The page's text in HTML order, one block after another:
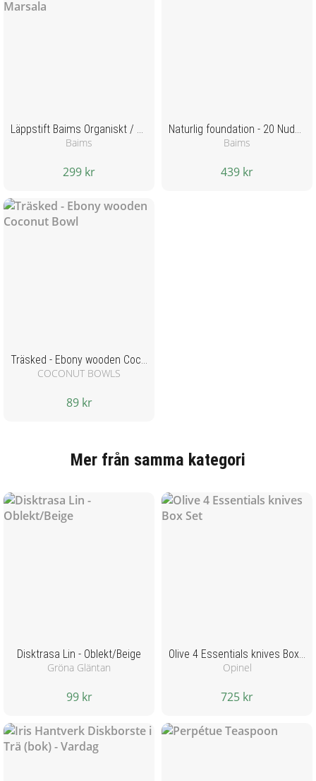
triklosan, silikoner, sulfater, aluminiumhydroxid,
Läppstift Baims Organiskt / Veganskt Smink - 50 Marsala
Baims
299 kr
Naturlig foundation - 20 Nude Light
Baims
439 kr
Träsked - Ebony wooden Coconut Bowl
COCONUT BOWLS
89 kr
Mer från samma kategori
Disktrasa Lin - Oblekt/Beige
Gröna Gläntan
99 kr
Olive 4 Essentials knives Box Set
Opinel
725 kr